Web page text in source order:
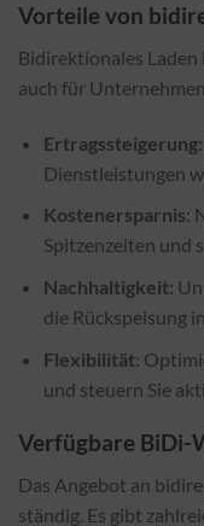
Vorteile von
Bidirektionales
auch für
Ertragssteigerung
Dienstleistungen
Kostenersparnis:
Spitzenzeiten und
Nachhaltigkeit:
die Rückspeisung
Flexibilität:
und steuern Sie
Verfügbare BiDi-
Das Angebot an
ständig. Es gibt